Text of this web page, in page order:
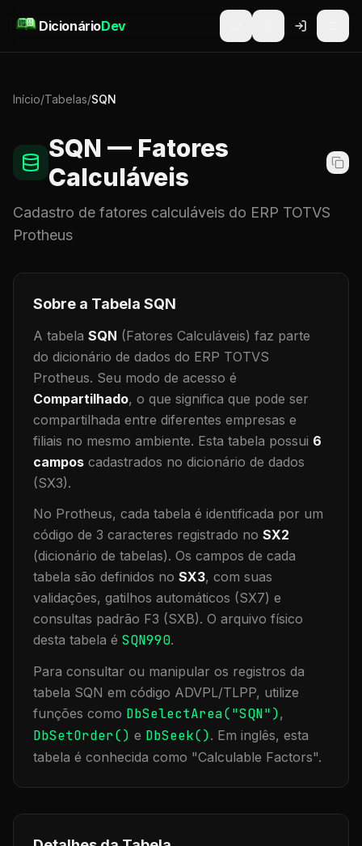
DicionárioDev
Início/Tabelas/SQN
SQN — Fatores
Calculáveis
Cadastro de fatores calculáveis do ERP TOTVS
Protheus
Sobre a Tabela SQN
A tabela SQN (Fatores Calculáveis) faz parte
do dicionário de dados do ERP TOTVS
Protheus. Seu modo de acesso é
Compartilhado, o que significa que pode ser
compartilhada entre diferentes empresas e
filiais no mesmo ambiente. Esta tabela possui 6
campos cadastrados no dicionário de dados
(SX3).
No Protheus, cada tabela é identificada por um
código de 3 caracteres registrado no SX2
(dicionário de tabelas). Os campos de cada
tabela são definidos no SX3, com suas
validações, gatilhos automáticos (SX7) e
consultas padrão F3 (SXB). O arquivo físico
desta tabela é SQN990.
Para consultar ou manipular os registros da
tabela SQN em código ADVPL/TLPP, utilize
funções como DbSelectArea("SQN"),
DbSetOrder() e DbSeek(). Em inglês, esta
tabela é conhecida como "Calculable Factors".